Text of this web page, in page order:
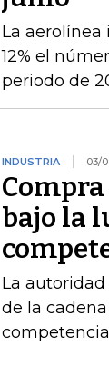
La
12% el
periodo de
INDUSTRIA 03/
bajo la
La autoridad
de la